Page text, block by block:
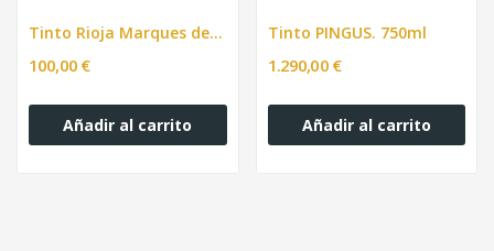
Tinto Rioja Marques de Caceres 3L.
100,00 €
Añadir al carrito
Tinto PINGUS. 750ml
1.290,00 €
Añadir al carrito